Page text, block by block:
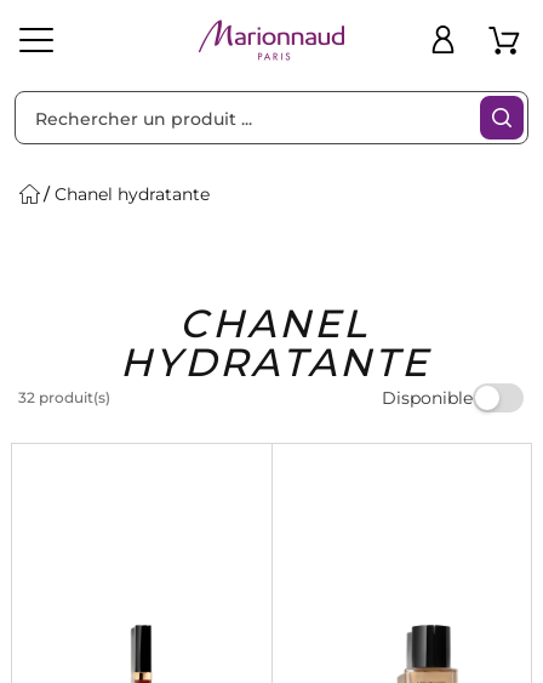
Homme Marques Idées
Cadeaux
Chanel hydratante
CHANEL
HYDRATANTE
32 produit(s) Disponible
Filtres